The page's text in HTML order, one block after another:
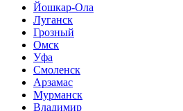
Йошкар-Ола
Луганск
Грозный
Омск
Уфа
Смоленск
Арзамас
Мурманск
Владимир